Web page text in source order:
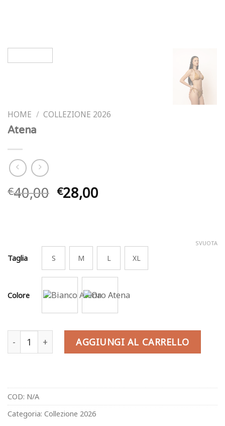
HOME / COLLEZIONE 2026
Atena
€40,00 Il
prezzo
€40,00.
€28,00Il
€28,00.
Taglia S M L XL
Colore
SVUOTA
Atena quantità AGGIUNGI AL CARRELLO
COD: N/A
Categoria: Collezione 2026